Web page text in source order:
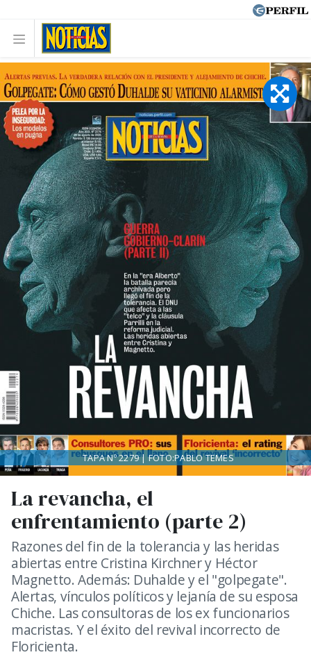
La revancha, el
enfrentamiento (parte 2)
Razones del fin de la tolerancia y las heridas
abiertas entre Cristina Kirchner y Héctor
Magnetto. Además: Duhalde y el "golpegate".
Alertas, vínculos políticos y lejanía de su esposa
Chiche. Las consultoras de los ex funcionarios
macristas. Y el éxito del revival incorrecto de
Floricienta.
TAPA Nº 2279 | FOTO:PABLO TEMES